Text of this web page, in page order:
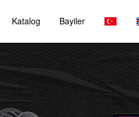
Katalog Bayiler